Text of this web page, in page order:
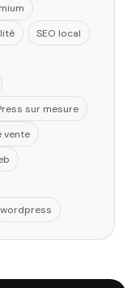
SEO local
sur mesure
vente
wordpress